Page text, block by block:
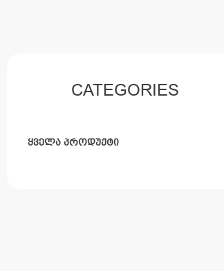
CATEGORIES
ᲧᲕᲔᲚᲐ ᲞᲠᲝᲓᲣᲥᲢᲘ